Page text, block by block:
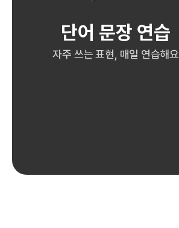
단어 문장 연습
자주 쓰는 표현, 매일 연습해요